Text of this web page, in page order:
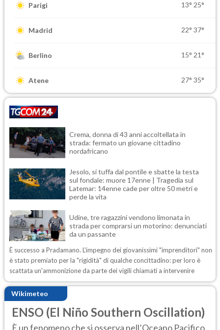
Parigi 13° 25°
Madrid 22° 37°
Berlino 15° 21°
Atene 27° 35°
Crema, donna di 43 anni accoltellata in
strada: fermato un giovane cittadino
nordafricano
Jesolo, si tuffa dal pontile e sbatte la testa
sul fondale: muore 17enne | Tragedia sul
Latemar: 14enne cade per oltre 50 metri e
perde la vita
Udine, tre ragazzini vendono limonata in
strada per comprarsi un motorino: denunciati
da un passante
È successo a Pradamano. L'impegno dei giovanissimi "imprenditori" non
è stato premiato per la "rigidità" di qualche concittadino: per loro è
scattata un'ammonizione da parte dei vigili chiamati a intervenire
Wikimeteo
ENSO (El Niño Southern Oscillation)
È un fenomeno che si osserva nell’Oceano Pacifico